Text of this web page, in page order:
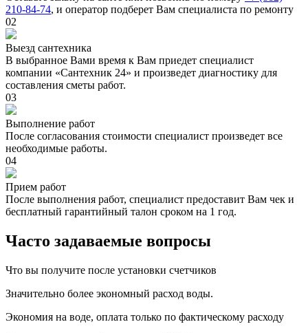
210-84-74, и оператор подберет Вам специалиста по ремонту
02
Выезд сантехника
В выбранное Вами время к Вам приедет специалист
компании «Сантехник 24» и произведет диагностику для
составления сметы работ.
03
Выполнение работ
После согласования стоимости специалист произведет все
необходимые работы.
04
Прием работ
После выполнения работ, специалист предоставит Вам чек и
бесплатный гарантийный талон сроком на 1 год.
Часто задаваемые вопросы
Что вы получите после установки счетчиков
Значительно более экономный расход воды.
Экономия на воде, оплата только по фактическому расходу